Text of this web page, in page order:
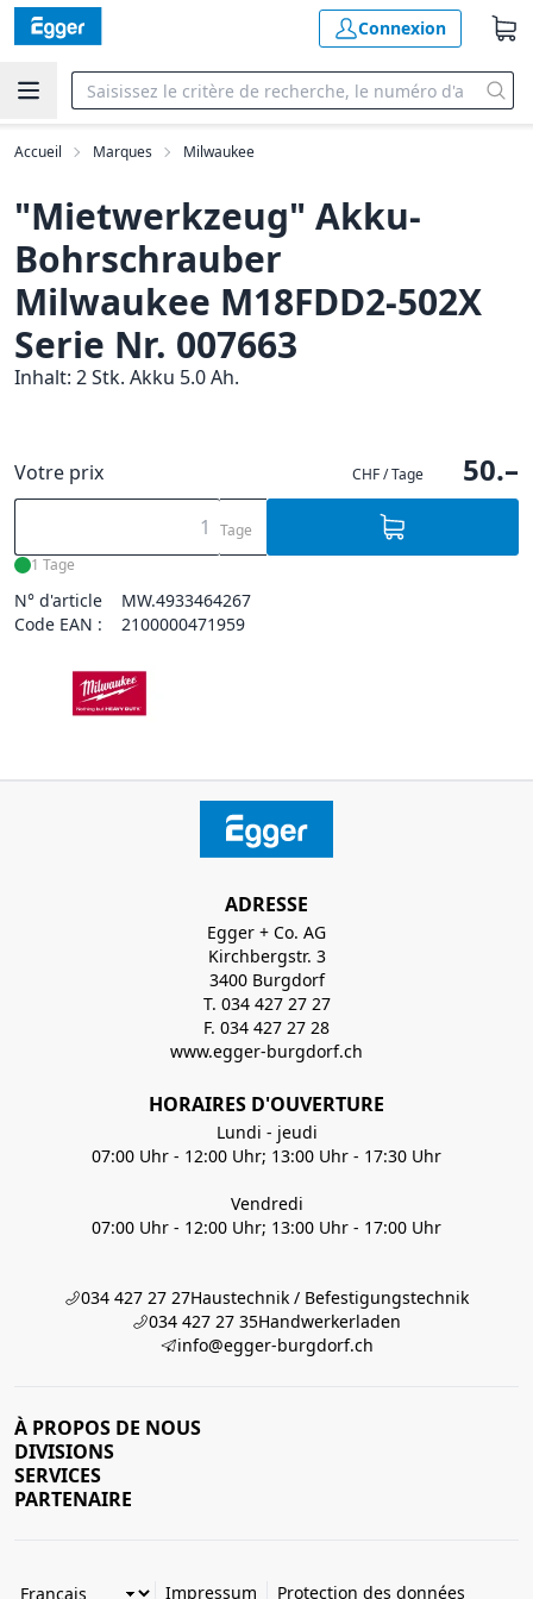
Connexion
Accueil Marques Milwaukee
"Mietwerkzeug" Akku-
Bohrschrauber
Milwaukee M18FDD2-502X
Serie Nr. 007663
Inhalt: 2 Stk. Akku 5.0 Ah.
Votre prix CHF / Tage 50.–
Tage
1 Tage
N° d'article
MW.4933464267
Code EAN :
2100000471959
ADRESSE
Egger + Co. AG
Kirchbergstr. 3
3400 Burgdorf
T. 034 427 27 27
F. 034 427 27 28
www.egger-burgdorf.ch
HORAIRES D'OUVERTURE
Lundi - jeudi
07:00 Uhr - 12:00 Uhr; 13:00 Uhr - 17:30 Uhr
Vendredi
07:00 Uhr - 12:00 Uhr; 13:00 Uhr - 17:00 Uhr
034 427 27 27Haustechnik / Befestigungstechnik
034 427 27 35Handwerkerladen
info@egger-burgdorf.ch
À PROPOS DE NOUS
DIVISIONS
SERVICES
PARTENAIRE
Impressum Protection des données